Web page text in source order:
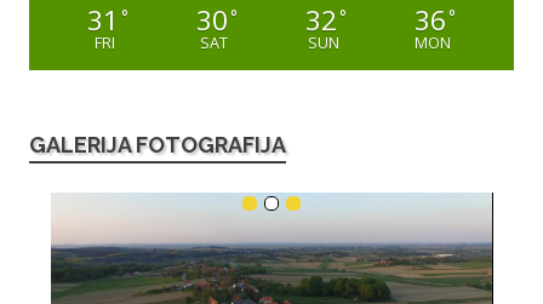
31 °
FRI
30°
SAT
32°
SUN
36°
MON
GALERIJA FOTOGRAFIJA